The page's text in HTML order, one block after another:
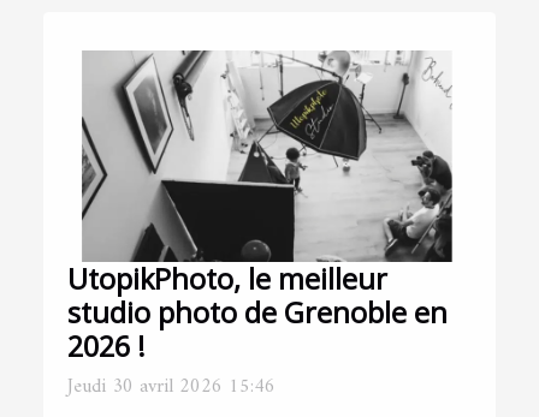
UtopikPhoto, le meilleur
studio photo de Grenoble en
2026 !
Jeudi 30 avril 2026 15:46